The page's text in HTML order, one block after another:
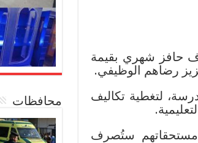
حافز شهري بقيمة
مدير مدرسة، لتغطية تكاليف
مستحقاتهم ستُصرف
محافظات